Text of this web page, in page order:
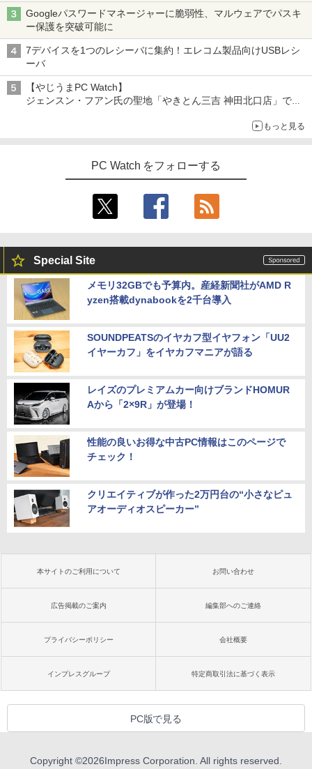
Googleパスワードマネージャーに脆弱性、マルウェアでパスキ
ー保護を突破可能に
7デバイスを1つのレシーバに集約！エレコム製品向けUSBレシ
ーバ
【やじうまPC Watch】
ジェンスン・フアン氏の聖地「やきとん三吉 神田北口店」で
～コース名を変更したのはNVIDIAに怒られたからではないもっと見る
PC Watch をフォローする
Special Site
メモリ32GBでも予算内。産経新聞社がAMD R
yzen搭載dynabookを2千台導入
SOUNDPEATSのイヤカフ型イヤフォン「UU2
イヤーカフ」をイヤカフマニアが語る
レイズのプレミアムカー向けブランドHOMUR
Aから「2×9R」が登場！
性能の良いお得な中古PC情報はこのページで
チェック！
クリエイティブが作った2万円台の“小さなピュ
アオーディオスピーカー”
本サイトのご利用について お問い合わせ
広告掲載のご案内 編集部へのご連絡
プライバシーポリシー 会社概要
インプレスグループ 特定商取引法に基づく表示
PC版で見る
Copyright ©2026Impress Corporation. All rights reserved.